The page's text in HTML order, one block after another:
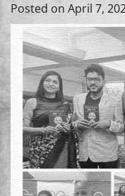
Posted on April 7,